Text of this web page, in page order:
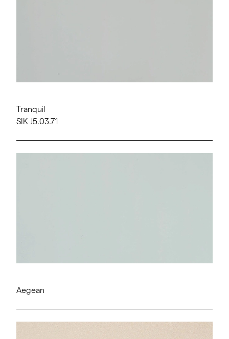
Tranquil
SIK J5.03.71
Aegean